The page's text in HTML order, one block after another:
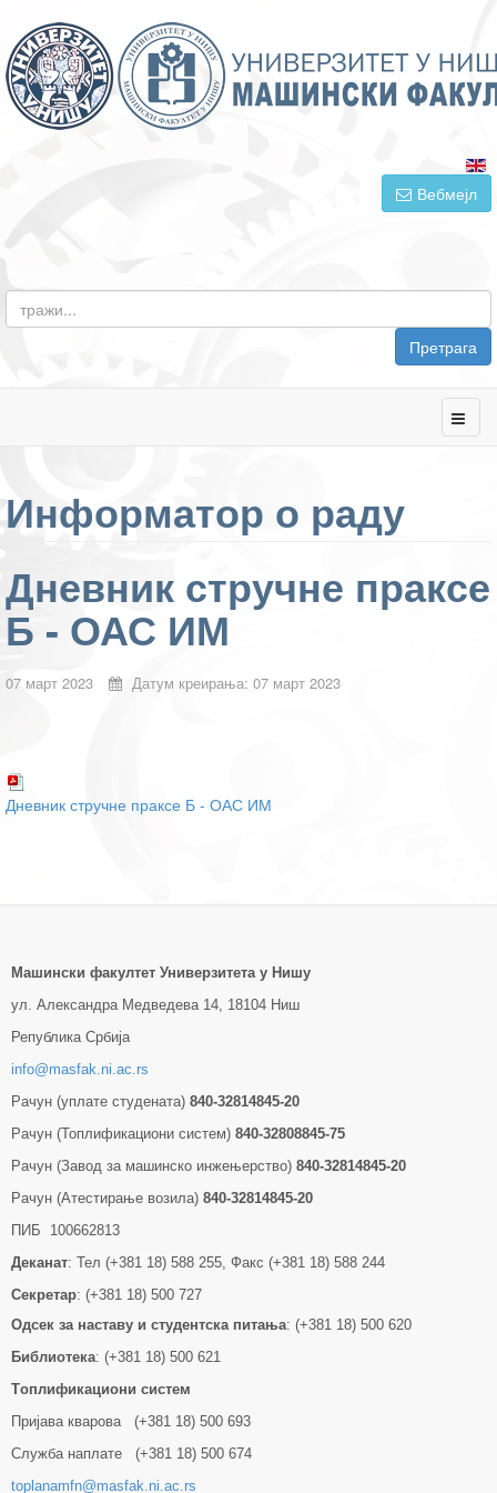
Вебмејл
Претрага
Информатор о раду
Дневник стручне праксе
Б - ОАС ИМ
07 март 2023 Датум креирања: 07 март 2023
Дневник стручне праксе Б - ОАС ИМ
Машински факултет Универзитетa у Нишу
ул. Александра Медведева 14, 18104 Ниш
Република Србија
info@masfak.ni.ac.rs
Рачун (уплате студената) 840-32814845-20
Рачун (Топлификациони систем) 840-32808845-75
Рачун (Завод за машинско инжењерство) 840-32814845-20
Рачун (Атестирање возила) 840-32814845-20
ПИБ 100662813
Деканат: Тел (+381 18) 588 255, Факс (+381 18) 588 244
Секретар: (+381 18) 500 727
Одсек за наставу и студентска питања: (+381 18) 500 620
Библиотека: (+381 18) 500 621
Tоплификациони систем
Пријава кварова (+381 18) 500 693
Служба наплате (+381 18) 500 674
toplanamfn@masfak.ni.ac.rs